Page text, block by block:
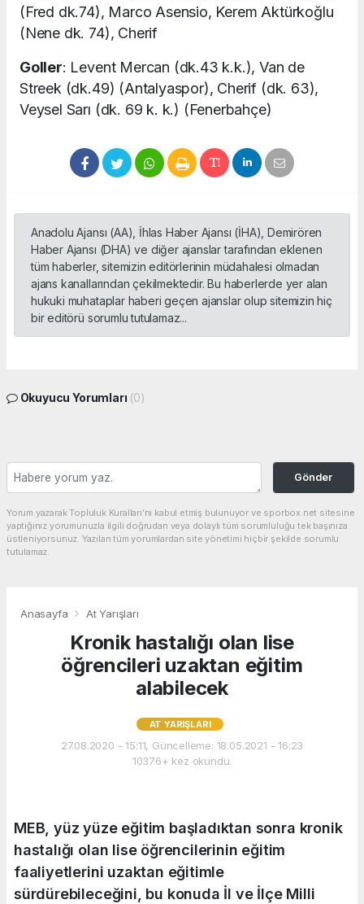
(Fred dk.74), Marco Asensio, Kerem Aktürkoğlu
(Nene dk. 74), Cherif
Goller: Levent Mercan (dk.43 k.k.), Van de
Streek (dk.49) (Antalyaspor), Cherif (dk. 63),
Veysel Sarı (dk. 69 k. k.) (Fenerbahçe)
Anadolu Ajansı (AA), İhlas Haber Ajansı (İHA), Demirören
Haber Ajansı (DHA) ve diğer ajanslar tarafından eklenen
tüm haberler, sitemizin editörlerinin müdahalesi olmadan
ajans kanallarından çekilmektedir. Bu haberlerde yer alan
hukuki muhataplar haberi geçen ajanslar olup sitemizin hiç
bir editörü sorumlu tutulamaz...
Okuyucu Yorumları (0)
Gönder
Yorum yazarak Topluluk Kuralları’nı kabul etmiş bulunuyor ve sporbox.net sitesine
yaptığınız yorumunuzla ilgili doğrudan veya dolaylı tüm sorumluluğu tek başınıza
üstleniyorsunuz. Yazılan tüm yorumlardan site yönetimi hiçbir şekilde sorumlu
tutulamaz.
Anasayfa At Yarışları
Kronik hastalığı olan lise
öğrencileri uzaktan eğitim
alabilecek
AT YARIŞLARI
27.08.2020 - 15:11, Güncelleme: 18.05.2021 - 16:23
10376+ kez okundu.
MEB, yüz yüze eğitim başladıktan sonra kronik
hastalığı olan lise öğrencilerinin eğitim
faaliyetlerini uzaktan eğitimle
sürdürebileceğini, bu konuda İl ve İlçe Milli